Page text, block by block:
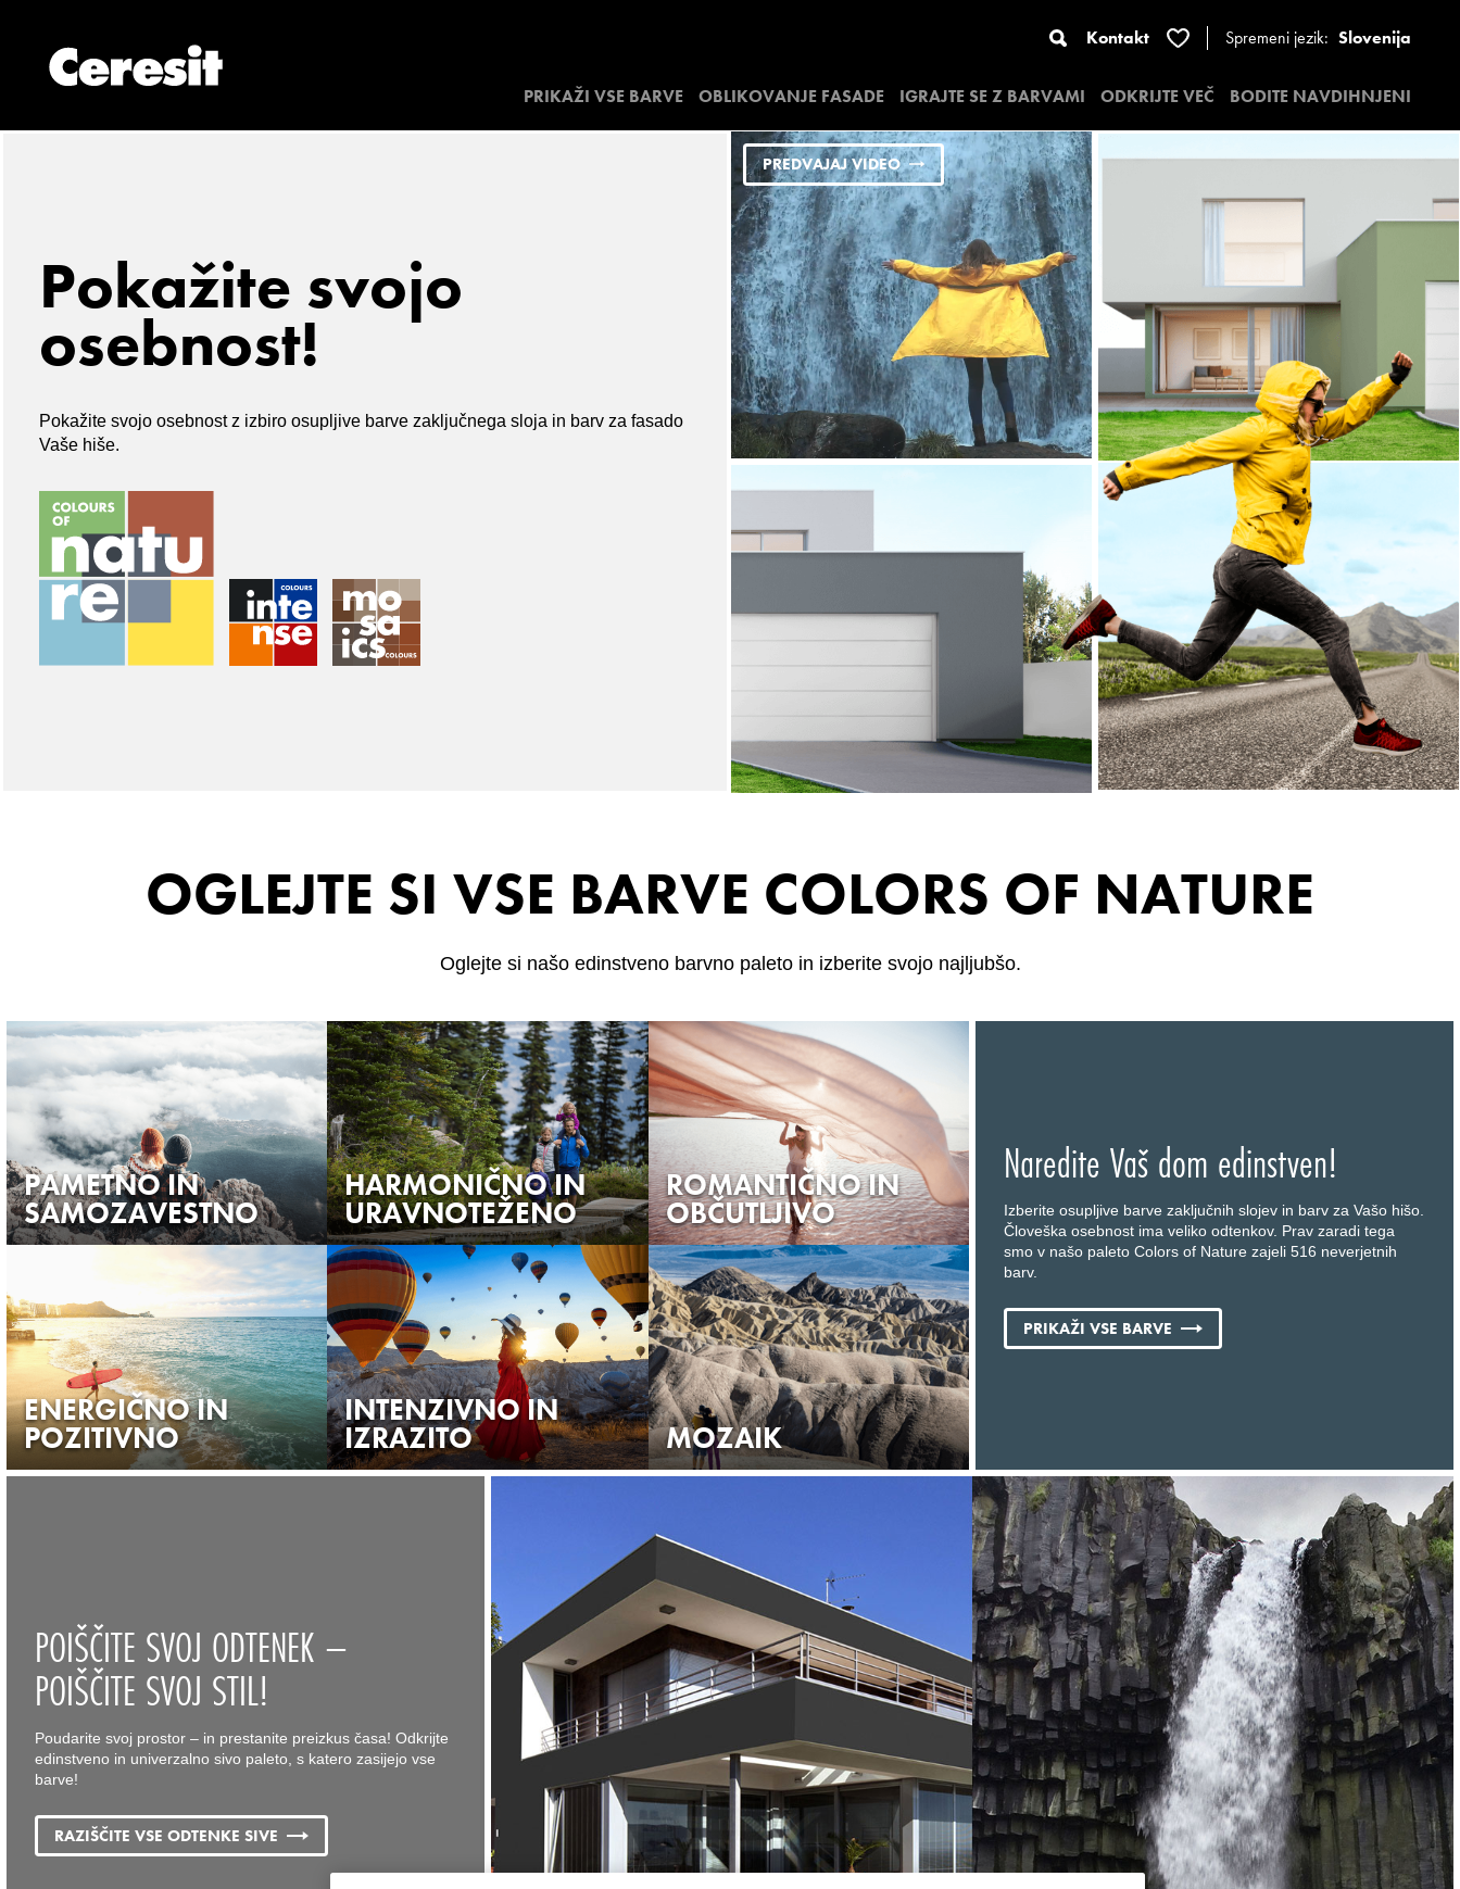
Kontakt Spremeni jezik: Slovenija
PRIKAŽI VSE BARVE OBLIKOVANJE FASADE IGRAJTE SE Z BARVAMI ODKRIJTE VEČ BODITE NAVDIHNJENI
Pokažite svojo
osebnost!
Pokažite svojo osebnost z izbiro osupljive barve zaključnega sloja in barv za fasado
Vaše hiše.
PREDVAJAJ VIDEO
OGLEJTE SI VSE BARVE COLORS OF NATURE
Oglejte si našo edinstveno barvno paleto in izberite svojo najljubšo.
PAMETNO IN
SAMOZAVESTNO
HARMONIČNO IN
URAVNOTEŽENO
ROMANTIČNO IN
OBČUTLJIVO
ENERGIČNO IN
POZITIVNO
INTENZIVNO IN
IZRAZITO MOZAIK
PRIKAŽI VSE BARVE
Naredite Vaš dom edinstven!
Izberite osupljive barve zaključnih slojev in barv za Vašo hišo.
Človeška osebnost ima veliko odtenkov. Prav zaradi tega
smo v našo paleto Colors of Nature zajeli 516 neverjetnih
barv.
PRIKAŽI VSE BARVE
POIŠČITE SVOJ ODTENEK –
POIŠČITE SVOJ STIL!
Poudarite svoj prostor – in prestanite preizkus časa! Odkrijte
edinstveno in univerzalno sivo paleto, s katero zasijejo vse
barve!
RAZIŠČITE VSE ODTENKE SIVE